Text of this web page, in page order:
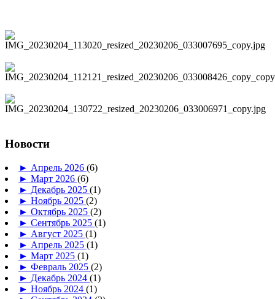
Новости
► Апрель 2026 (6)
► Март 2026 (6)
► Декабрь 2025 (1)
► Ноябрь 2025 (2)
► Октябрь 2025 (2)
► Сентябрь 2025 (1)
► Август 2025 (1)
► Апрель 2025 (1)
► Март 2025 (1)
► Февраль 2025 (2)
► Декабрь 2024 (1)
► Ноябрь 2024 (1)